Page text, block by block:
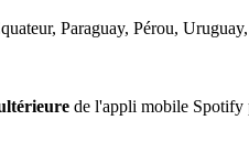
Paraguay, Pérou, Uruguay,
de l'appli mobile Spotify